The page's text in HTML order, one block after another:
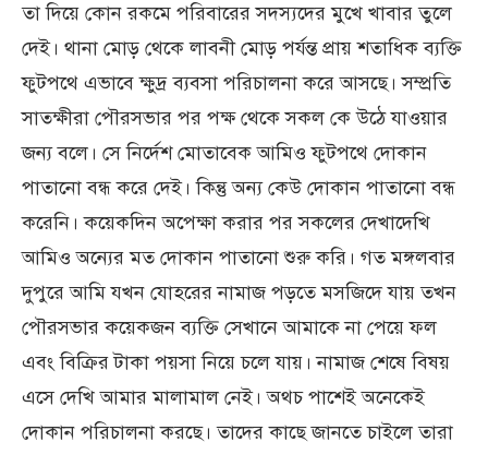
তা দিয়ে কোন রকমে পরিবারের সদস্যদের মুখে খাবার তুলে
দেই। থানা মোড় থেকে লাবনী মোড় পর্যন্ত প্রায় শতাধিক ব্যক্তি
ফুটপথে এভাবে ক্ষুদ্র ব্যবসা পরিচালনা করে আসছে। সম্প্রতি
সাতক্ষীরা পৌরসভার পর পক্ষ থেকে সকল কে উঠে যাওয়ার
জন্য বলে। সে নির্দেশ মোতাবেক আমিও ফুটপথে দোকান
পাতানো বন্ধ করে দেই। কিন্তু অন্য কেউ দোকান পাতানো বন্ধ
করেনি। কয়েকদিন অপেক্ষা করার পর সকলের দেখাদেখি
আমিও অন্যের মত দোকান পাতানো শুরু করি। গত মঙ্গলবার
দুপুরে আমি যখন যোহরের নামাজ পড়তে মসজিদে যায় তখন
পৌরসভার কয়েকজন ব্যক্তি সেখানে আমাকে না পেয়ে ফল
এবং বিক্রির টাকা পয়সা নিয়ে চলে যায়। নামাজ শেষে বিষয়
এসে দেখি আমার মালামাল নেই। অথচ পাশেই অনেকেই
দোকান পরিচালনা করছে। তাদের কাছে জানতে চাইলে তারা